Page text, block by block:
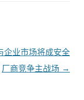
企业市场将成安全
厂商竞争主战场 →